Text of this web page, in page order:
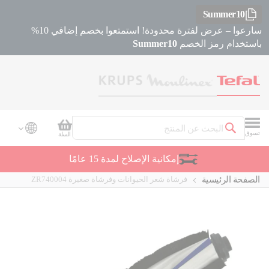
Summer10
سارعوا – عرض لفترة محدودة! استمتعوا بخصم إضافي 10%
باستخدام رمز الخصم Summer10
تسوق
بحث
سلة
السلة
إمكانية الإصلاح لمدة 15 عامًا
الصفحة الرئيسية فرشاة شعر الحيوانات وفرشاة صغيرة ZR740004
beginning